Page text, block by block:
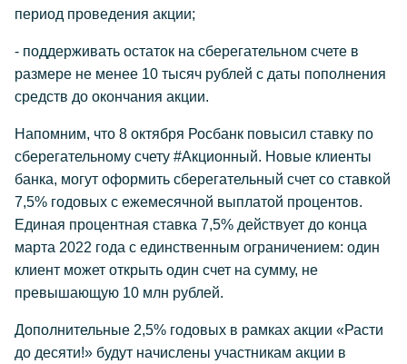
период проведения акции;
- поддерживать остаток на сберегательном счете в
размере не менее 10 тысяч рублей с даты пополнения
средств до окончания акции.
Напомним, что 8 октября Росбанк повысил ставку по
сберегательному счету #Акционный. Новые клиенты
банка, могут оформить сберегательный счет со ставкой
7,5% годовых с ежемесячной выплатой процентов.
Единая процентная ставка 7,5% действует до конца
марта 2022 года с единственным ограничением: один
клиент может открыть один счет на сумму, не
превышающую 10 млн рублей.
Дополнительные 2,5% годовых в рамках акции «Расти
до десяти!» будут начислены участникам акции в